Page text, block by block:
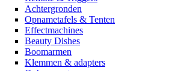
Achtergronden
Opnametafels & Tenten
Effectmachines
Beauty Dishes
Boomarmen
Klemmen & adapters